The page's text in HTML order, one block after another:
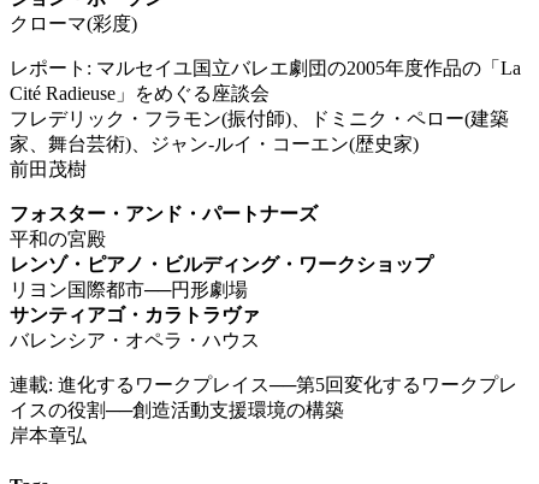
クローマ(彩度)
レポート: マルセイユ国立バレエ劇団の2005年度作品の「La
Cité Radieuse」をめぐる座談会
フレデリック・フラモン(振付師)、ドミニク・ペロー(建築
家、舞台芸術)、ジャン-ルイ・コーエン(歴史家)
前田茂樹
フォスター・アンド・パートナーズ
平和の宮殿
レンゾ・ピアノ・ビルディング・ワークショップ
リヨン国際都市──円形劇場
サンティアゴ・カラトラヴァ
バレンシア・オペラ・ハウス
連載: 進化するワークプレイス──第5回変化するワークプレ
イスの役割──創造活動支援環境の構築
岸本章弘